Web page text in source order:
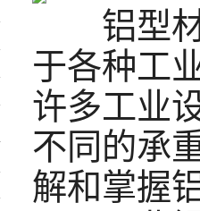
铝型材
于各种工
许多工业
不同的承
解和掌握